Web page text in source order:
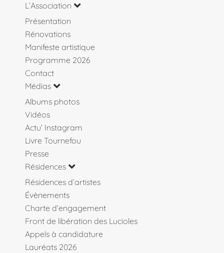
L’Association
Présentation
Rénovations
Manifeste artistique
Programme 2026
Contact
Médias
Albums photos
Vidéos
Actu’ Instagram
Livre Tournefou
Presse
Résidences
Résidences d’artistes
Évènements
Charte d’engagement
Front de libération des Lucioles
Appels à candidature
Lauréats 2026